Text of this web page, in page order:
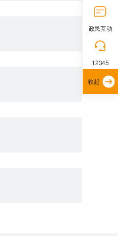
政民互动
12345
收起